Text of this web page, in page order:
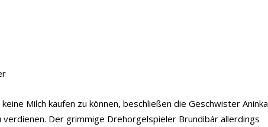
Milch kaufen zu können, beschließen die Geschwister Aninka
verdienen. Der grimmige Drehorgelspieler Brundibár allerdings